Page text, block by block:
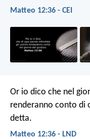
Matteo 12:36 - CEI
Or io dico che nel
renderanno conto di
detta.
Matteo 12:36 - LND